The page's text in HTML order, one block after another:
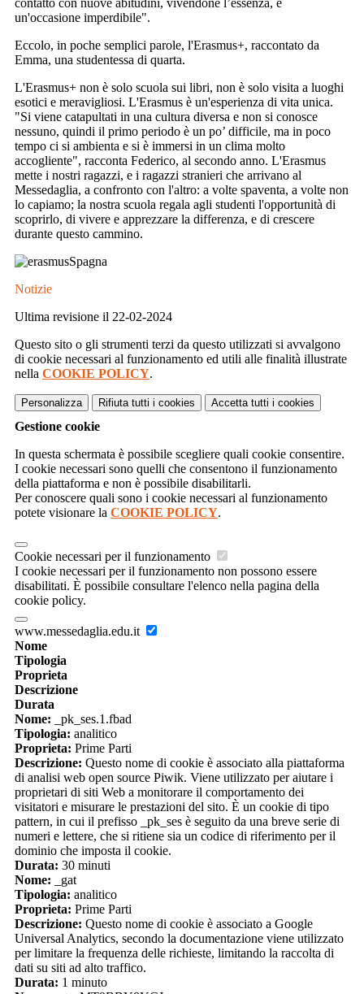
contatto con nuove abitudini, vivendone l’essenza, è
un'occasione imperdibile".
Eccolo, in poche semplici parole, l'Erasmus+, raccontato da
Emma, una studentessa di quarta.
L'Erasmus+ non è solo scuola sui libri, non è solo visita a luoghi
esotici e meravigliosi. L'Erasmus è un'esperienza di vita unica.
"Si viene catapultati in una cultura diversa e non si conosce
nessuno, quindi il primo periodo è un po’ difficile, ma in poco
tempo ci si ambienta e si è immersi in un clima molto
accogliente", racconta Federico, al secondo anno. L'Erasmus
mette i nostri ragazzi, e i ragazzi stranieri che arrivano al
Messedaglia, a confronto con l'altro: a volte spaventa, a volte non
lo capiamo; la nostra scuola regala agli studenti l'opportunità di
scoprirlo, di vivere e apprezzare la differenza, e di crescere
durante questo cammino.
Notizie
Ultima revisione il 22-02-2024
Questo sito o gli strumenti terzi da questo utilizzati si avvalgono
di cookie necessari al funzionamento ed utili alle finalità illustrate
nella COOKIE POLICY.
Personalizza Rifiuta tutti i cookies Accetta tutti i cookies
Gestione cookie
In questa schermata è possibile scegliere quali cookie consentire.
I cookie necessari sono quelli che consentono il funzionamento
della piattaforma e non è possibile disabilitarli.
Per conoscere quali sono i cookie necessari al funzionamento
potete visionare la COOKIE POLICY.
Cookie necessari per il funzionamento
I cookie necessari per il funzionamento non possono essere
disabilitati. È possibile consultare l'elenco nella pagina della
cookie policy.
www.messedaglia.edu.it
Nome
Tipologia
Proprieta
Descrizione
Durata
Nome: _pk_ses.1.fbad
Tipologia: analitico
Proprieta: Prime Parti
Descrizione: Questo nome di cookie è associato alla piattaforma
di analisi web open source Piwik. Viene utilizzato per aiutare i
proprietari di siti Web a monitorare il comportamento dei
visitatori e misurare le prestazioni del sito. È un cookie di tipo
pattern, in cui il prefisso _pk_ses è seguito da una breve serie di
numeri e lettere, che si ritiene sia un codice di riferimento per il
dominio che imposta il cookie.
Durata: 30 minuti
Nome: _gat
Tipologia: analitico
Proprieta: Prime Parti
Descrizione: Questo nome di cookie è associato a Google
Universal Analytics, secondo la documentazione viene utilizzato
per limitare la frequenza delle richieste, limitando la raccolta di
dati su siti ad alto traffico.
Durata: 1 minuto